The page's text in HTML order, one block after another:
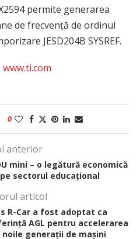
permite generarea
de frecvență de ordinul
JESD204B SYSREF.
www.ti.com
0
anterior
mini – o legătură economică
sectorul educațional
articol
R-Car a fost adoptat ca
AGL pentru accelerarea
generații de mașini